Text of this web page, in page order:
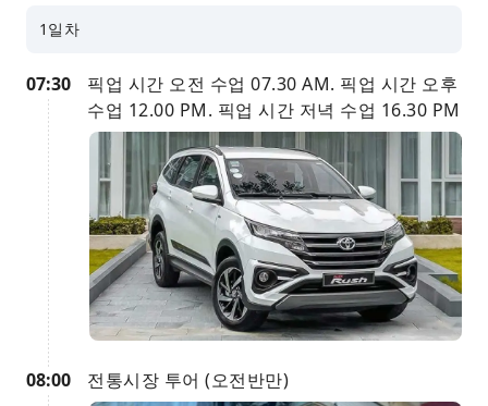
1일차
07:30
픽업 시간 오전 수업 07.30 AM. 픽업 시간 오후
수업 12.00 PM. 픽업 시간 저녁 수업 16.30 PM
08:00 전통시장 투어 (오전반만)